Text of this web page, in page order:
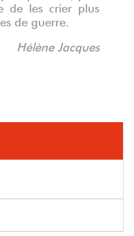
de les crier plus
de guerre.
Hélène Jacques